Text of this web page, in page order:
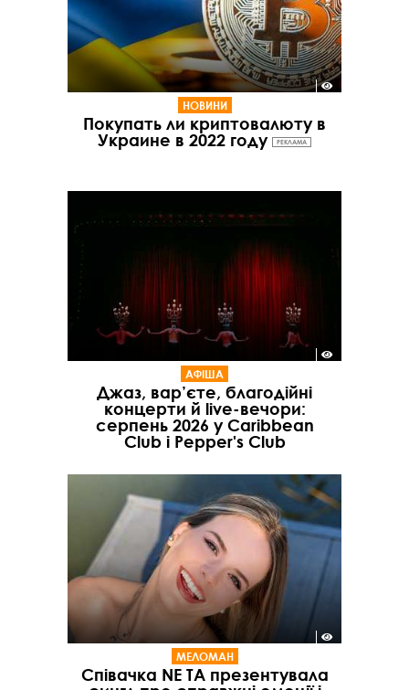
НОВИНИ
Покупать ли криптовалюту в
Украине в 2022 году
РЕКЛАМА
АФІША
Джаз, вар’єте, благодійні
концерти й live-вечори:
серпень 2026 у Caribbean
Club і Pepper's Club
МЕЛОМАН
Співачка NE TA презентувала